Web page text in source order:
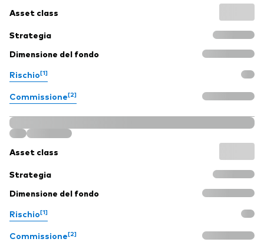
Asset class
Strategia
Dimensione del fondo
Rischio[1]
Commissione[2]
Asset class
Strategia
Dimensione del fondo
Rischio[1]
Commissione[2]